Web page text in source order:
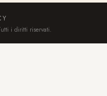
i diritti riservati.